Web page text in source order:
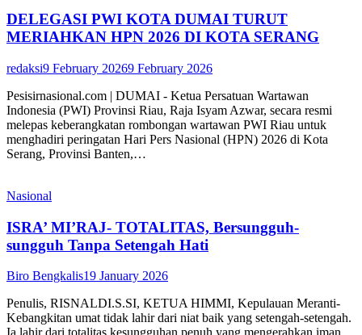
DELEGASI PWI KOTA DUMAI TURUT
MERIAHKAN HPN 2026 DI KOTA SERANG
redaksi9 February 20269 February 2026
Pesisirnasional.com | DUMAI - Ketua Persatuan Wartawan
Indonesia (PWI) Provinsi Riau, Raja Isyam Azwar, secara resmi
melepas keberangkatan rombongan wartawan PWI Riau untuk
menghadiri peringatan Hari Pers Nasional (HPN) 2026 di Kota
Serang, Provinsi Banten,…
Nasional
ISRA’ MI’RAJ- TOTALITAS, Bersungguh-
sungguh Tanpa Setengah Hati
Biro Bengkalis19 January 2026
Penulis, RISNALDI.S.SI, KETUA HIMMI, Kepulauan Meranti-
Kebangkitan umat tidak lahir dari niat baik yang setengah-setengah.